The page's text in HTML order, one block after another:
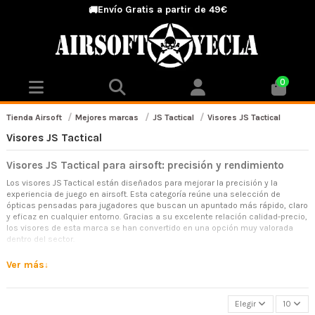
🚚Envío Gratis a partir de 49€
0
Tienda Airsoft Mejores marcas JS Tactical Visores JS Tactical
Visores JS Tactical
Visores JS Tactical para airsoft: precisión y rendimiento
Los visores JS Tactical están diseñados para mejorar la precisión y la
experiencia de juego en airsoft. Esta categoría reúne una selección de
ópticas pensadas para jugadores que buscan un apuntado más rápido, claro
y eficaz en cualquier entorno. Gracias a su excelente relación calidad-precio,
los visores de esta marca se han convertido en una opción muy valorada
dentro del sector.
mayor precisión y rapidez. Los modelos de JS Tactical están diseñados para
facilitar el uso incluso a jugadores principiantes, ofreciendo una visión clara
Ver más
Elegir 10